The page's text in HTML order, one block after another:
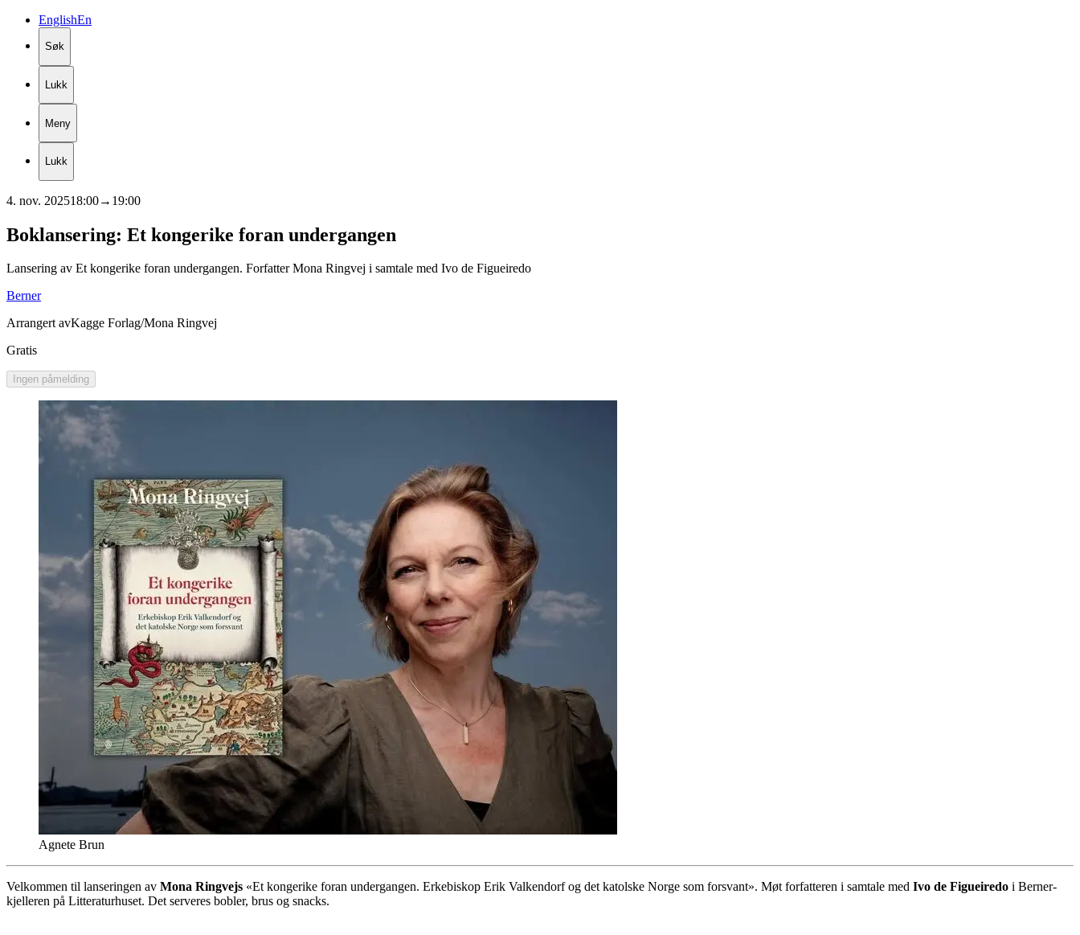
EnglishEn
Søk
Lukk
Meny
Lukk
4. nov. 202518:00→ 19:00
Boklansering: Et kongerike foran undergangen
Lansering av Et kongerike foran undergangen. Forfatter Mona Ringvej i samtale med Ivo de Figueiredo
Berner
Arrangert avKagge Forlag/Mona Ringvej
Gratis
Ingen påmelding
Agnete Brun
Velkommen til lanseringen av Mona Ringvejs «Et kongerike foran undergangen. Erkebiskop Erik Valkendorf og det katolske Norge som forsvant». Møt forfatteren i samtale med Ivo de Figueiredo i Berner-
kjelleren på Litteraturhuset. Det serveres bobler, brus og snacks.